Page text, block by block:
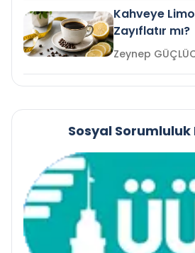
Kahveye
Zayıflatır mı?
Zeynep
Sosyal